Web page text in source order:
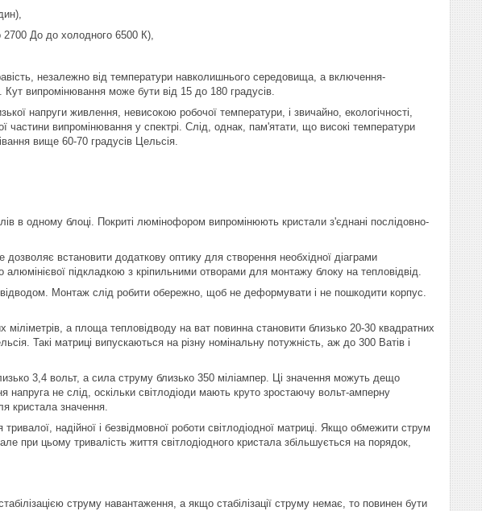
2700 До до холодного 6500 К),
незалежно від температури навколишнього середовища, а включення-
Кут випромінювання може бути від 15 до 180 градусів.
напруги живлення, невисокою робочої температури, і звичайно, екологічності,
частини випромінювання у спектрі. Слід, однак, пам'ятати, що високі температури
вище 60-70 градусів Цельсія.
в одному блоці. Покриті люмінофором випромінюють кристали з'єднані послідовно-
встановити додаткову оптику для створення необхідної діаграми
підкладкою з кріпильними отворами для монтажу блоку на тепловідвід.
Монтаж слід робити обережно, щоб не деформувати і не пошкодити корпус.
а площа тепловідводу на ват повинна становити близько 20-30 квадратних
Такі матриці випускаються на різну номінальну потужність, аж до 300 Ватів і
3,4 вольт, а сила струму близько 350 міліампер. Ці значення можуть дещо
не слід, оскільки світлодіоди мають круто зростаючу вольт-амперну
кристала значення.
надійної і безвідмовної роботи світлодіодної матриці. Якщо обмежити струм
при цьому тривалість життя світлодіодного кристала збільшується на порядок,
струму навантаження, а якщо стабілізації струму немає, то повинен бути